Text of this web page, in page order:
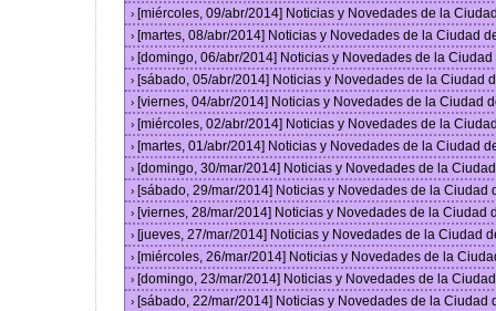
› [miércoles, 09/abr/2014] Noticias y Novedades de la
› [martes, 08/abr/2014] Noticias y Novedades de la Ciudad
› [domingo, 06/abr/2014] Noticias y Novedades de la
› [sábado, 05/abr/2014] Noticias y Novedades de la Ciudad
› [viernes, 04/abr/2014] Noticias y Novedades de la Ciudad
› [miércoles, 02/abr/2014] Noticias y Novedades de la
› [martes, 01/abr/2014] Noticias y Novedades de la Ciudad
› [domingo, 30/mar/2014] Noticias y Novedades de la
› [sábado, 29/mar/2014] Noticias y Novedades de la Ciudad
› [viernes, 28/mar/2014] Noticias y Novedades de la Ciudad
› [jueves, 27/mar/2014] Noticias y Novedades de la Ciudad
› [miércoles, 26/mar/2014] Noticias y Novedades de la
› [domingo, 23/mar/2014] Noticias y Novedades de la
› [sábado, 22/mar/2014] Noticias y Novedades de la Ciudad